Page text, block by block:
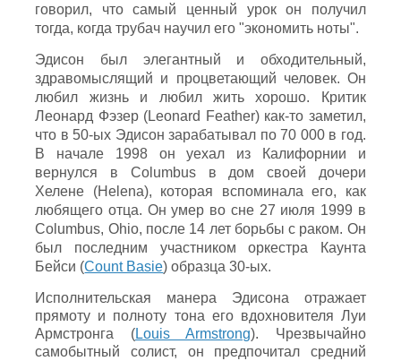
говорил, что самый ценный урок он получил
тогда, когда трубач научил его "экономить ноты".
Эдисон был элегантный и обходительный,
здравомыслящий и процветающий человек. Он
любил жизнь и любил жить хорошо. Критик
Леонард Фэзер (Leonard Feather) как-то заметил,
что в 50-ых Эдисон зарабатывал по 70 000 в год.
В начале 1998 он уехал из Калифорнии и
вернулся в Columbus в дом своей дочери
Хелене (Helena), которая вспоминала его, как
любящего отца. Он умер во сне 27 июля 1999 в
Columbus, Ohio, после 14 лет борьбы с раком. Он
был последним участником оркестра Каунта
Бейси (Count Basie) образца 30-ых.
Исполнительская манера Эдисона отражает
прямоту и полноту тона его вдохновителя Луи
Армстронга (Louis Armstrong). Чрезвычайно
самобытный солист, он предпочитал средний